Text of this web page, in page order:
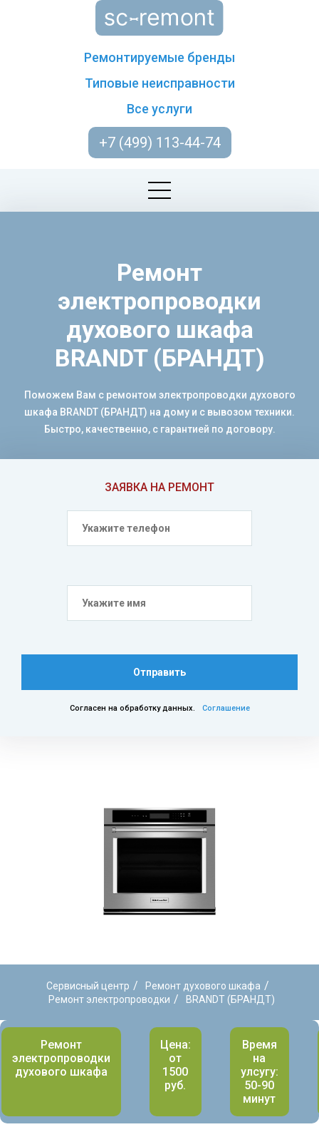
Ремонтируемые бренды
Типовые неисправности
Все услуги
+7 (499) 113-44-74
ЗАЯВКА НА РЕМОНТ
Отправить
Согласен на обработку данных. Соглашение
Ремонт
электропроводки
духового шкафа
BRANDT (БРАНДТ)
Поможем Вам с ремонтом электропроводки духового
шкафа BRANDT (БРАНДТ) на дому и с вывозом техники.
Быстро, качественно, с гарантией по договору.
Сервисный центр / Ремонт духового шкафа /
Ремонт электропроводки / BRANDT (БРАНДТ)
Ремонт
электропроводки
духового шкафа
Цена:
от
1500
руб.
Время
на
улсугу:
50-90
минут